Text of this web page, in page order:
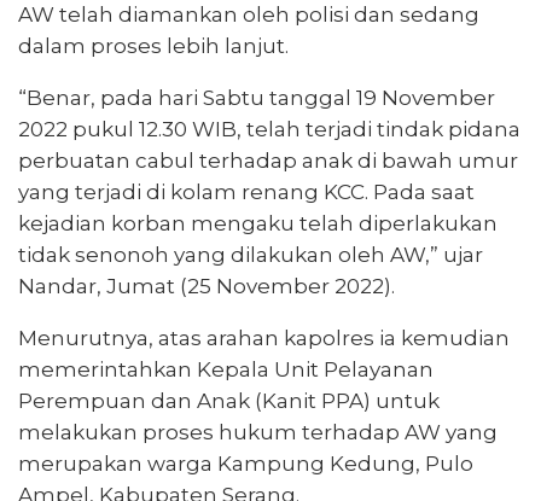
AW telah diamankan oleh polisi dan sedang
dalam proses lebih lanjut.
“Benar, pada hari Sabtu tanggal 19 November
2022 pukul 12.30 WIB, telah terjadi tindak pidana
perbuatan cabul terhadap anak di bawah umur
yang terjadi di kolam renang KCC. Pada saat
kejadian korban mengaku telah diperlakukan
tidak senonoh yang dilakukan oleh AW,” ujar
Nandar, Jumat (25 November 2022).
Menurutnya, atas arahan kapolres ia kemudian
memerintahkan Kepala Unit Pelayanan
Perempuan dan Anak (Kanit PPA) untuk
melakukan proses hukum terhadap AW yang
merupakan warga Kampung Kedung, Pulo
Ampel, Kabupaten Serang.